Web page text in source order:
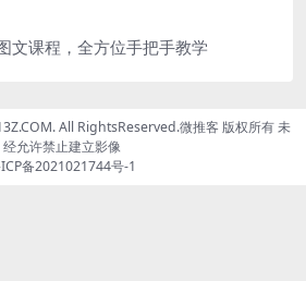
文课程，全方位手把手教学
All RightsReserved.微推客 版权所有 未
经允许禁止建立影像
备2021021744号-1